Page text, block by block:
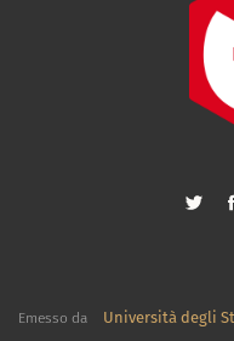
Emesso da Università degli